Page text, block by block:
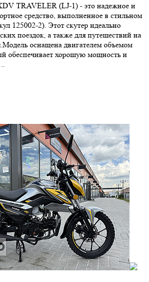
TRAVELER (LJ-1) - это надежное и
средство, выполненное в стильном
125002-2). Этот скутер идеально
поездок, а также для путешествий на
оснащена двигателем объемом
обеспечивает хорошую мощность и